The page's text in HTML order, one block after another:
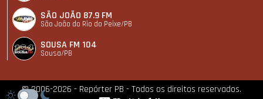
SÃO JOÃO 87.9 FM
São João do Rio do Peixe/PB
SOUSA FM 104
Sousa/PB
© 2006-2026 - Repórter PB - Todos os direitos reservados.